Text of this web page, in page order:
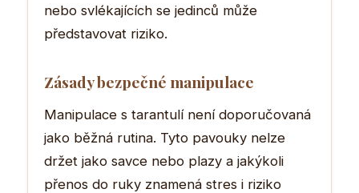
nebo svlékajících se jedinců může
představovat riziko.
Zásady bezpečné manipulace
Manipulace s tarantulí není doporučovaná
jako běžná rutina. Tyto pavouky nelze
držet jako savce nebo plazy a jakýkoli
přenos do ruky znamená stres i riziko